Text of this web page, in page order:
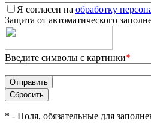
Я согласен на обработку
Защита от автоматического
Введите символы с картинки*
* - Поля, обязательные для